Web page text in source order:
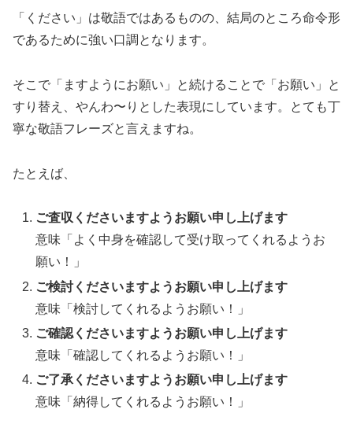
「ください」は敬語ではあるものの、結局のところ命令形
であるために強い口調となります。
そこで「ますようにお願い」と続けることで「お願い」と
すり替え、やんわ〜りとした表現にしています。とても丁
寧な敬語フレーズと言えますね。
たとえば、
ご査収くださいますようお願い申し上げます
意味「よく中身を確認して受け取ってくれるようお
願い！」
ご検討くださいますようお願い申し上げます
意味「検討してくれるようお願い！」
ご確認くださいますようお願い申し上げます
意味「確認してくれるようお願い！」
ご了承くださいますようお願い申し上げます
意味「納得してくれるようお願い！」